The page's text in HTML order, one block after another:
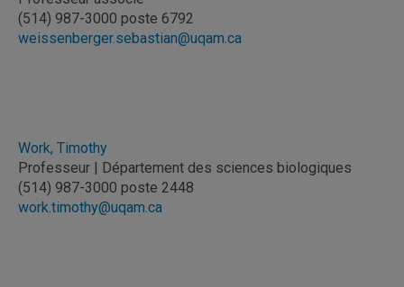
(514) 987-3000 poste 6792
weissenberger.sebastian@uqam.ca
Work, Timothy
Professeur | Département des sciences biologiques
(514) 987-3000 poste 2448
work.timothy@uqam.ca